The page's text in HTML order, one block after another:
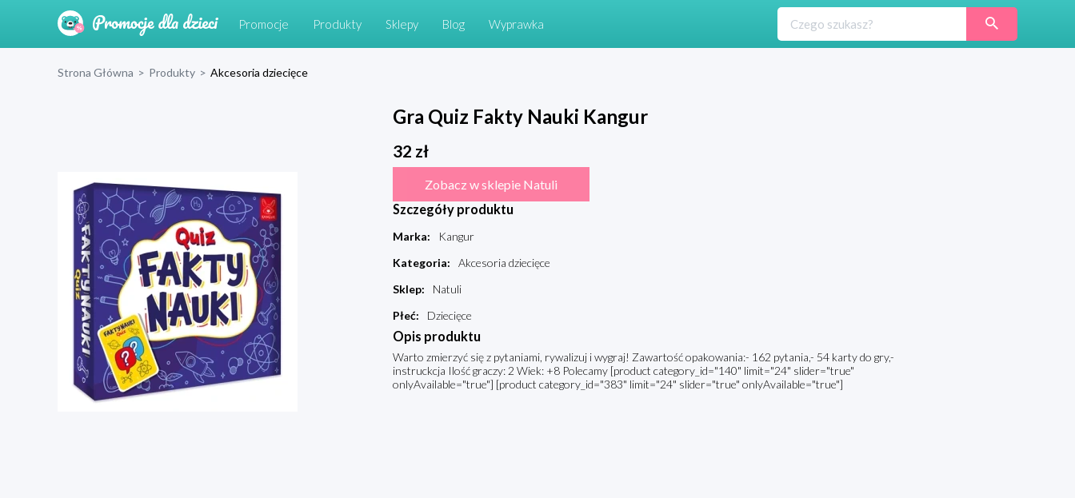
Promocje Produkty Sklepy Blog Wyprawka
Strona Główna > Produkty > Akcesoria dziecięce
Gra Quiz Fakty Nauki Kangur
32 zł
Zobacz w sklepie Natuli
Szczegóły produktu
Marka:
Kangur
Kategoria:
Akcesoria dziecięce
Sklep:
Natuli
Płeć: Dziecięce
Opis produktu
Warto zmierzyć się z pytaniami, rywalizuj i wygraj! Zawartość opakowania:- 162 pytania,- 54 karty do gry,-
instruckcja Ilość graczy: 2 Wiek: +8 Polecamy [product category_id="140" limit="24" slider="true"
onlyAvailable="true"] [product category_id="383" limit="24" slider="true" onlyAvailable="true"]